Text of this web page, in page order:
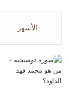
الأشهر